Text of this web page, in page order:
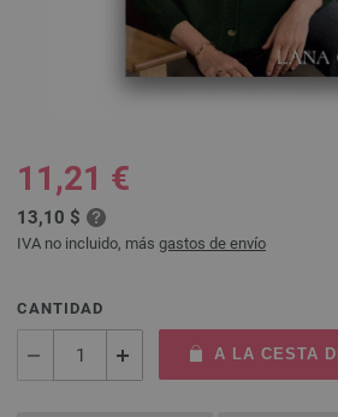
11,21 €
13,10 $
IVA no incluido, más gastos de envío
CANTIDAD
A LA CESTA